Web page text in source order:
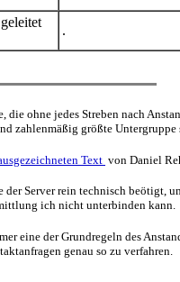
.
die ohne jedes Streben nach
zahlenmäßig größte
Text von Daniel
der Server rein technisch beötigt,
ich nicht unterbinden
eine der Grundregeln des
genau so zu verfahren.